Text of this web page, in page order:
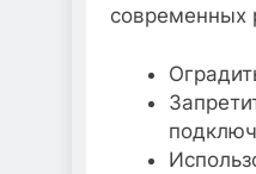
современных